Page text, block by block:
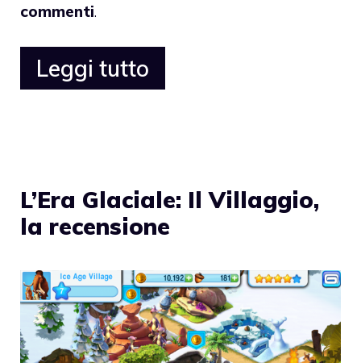
commenti.
Leggi tutto
L’Era Glaciale: Il Villaggio,
la recensione